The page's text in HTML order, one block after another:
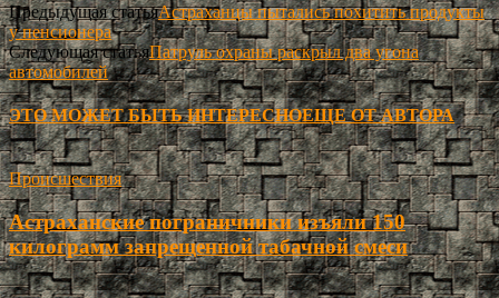
Предыдущая статьяАстраханцы пытались похитить продукты
у пенсионера
Следующая статьяПатруль охраны раскрыл два угона
автомобилей
ЭТО МОЖЕТ БЫТЬ ИНТЕРЕСНОЕЩЕ ОТ АВТОРА
Происшествия
Астраханские пограничники изъяли 150
килограмм запрещенной табачной смеси